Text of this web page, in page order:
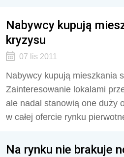
Nabywcy kupują
kryzysu
07 lis 2011
Nabywcy kupują mieszkania
Zainteresowanie lokalami
ale nadal stanowią one duży
w całej ofercie rynku
Na rynku nie brakuje